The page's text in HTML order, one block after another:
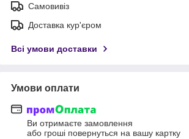
Самовивіз
Доставка кур'єром
Всі умови доставки
Умови оплати
Ви отримаєте замовлення
або гроші повернуться на вашу картку